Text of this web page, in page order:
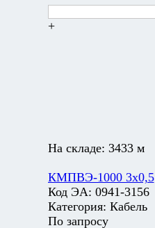
+
На складе: 3433 м
КМПВЭ-1000 3х0,5
Код ЭА: 0941-3156
Категория: Кабель
По запросу